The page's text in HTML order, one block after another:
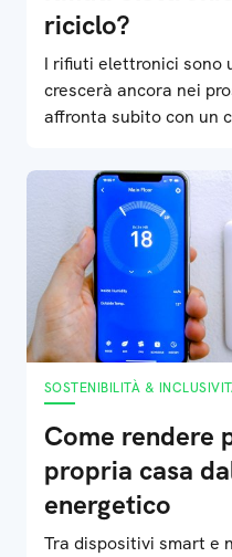
riciclo?
I rifiuti elettronici sono
crescerà ancora nei
affronta subito con un
SOSTENIBILITÀ &
Come rendere
propria casa
energetico
Tra dispositivi smart e